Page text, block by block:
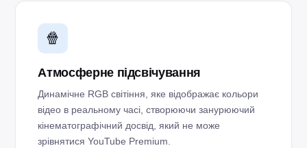
🍿
Атмосферне підсвічування
Динамічне RGB світіння, яке відображає кольори
відео в реальному часі, створюючи занурюючий
кінематографічний досвід, який не може
зрівнятися YouTube Premium.